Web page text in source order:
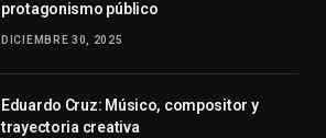
protagonismo público
DICIEMBRE 30, 2025
Eduardo Cruz: Músico, compositor y
trayectoria creativa